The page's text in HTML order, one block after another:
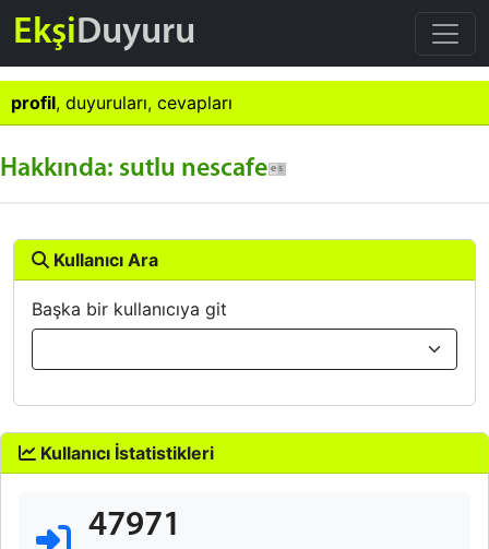
EkşiDuyuru
profil, duyuruları, cevapları
Hakkında: sutlu nescafe
Kullanıcı Ara
Başka bir kullanıcıya git
Kullanıcı İstatistikleri
47971